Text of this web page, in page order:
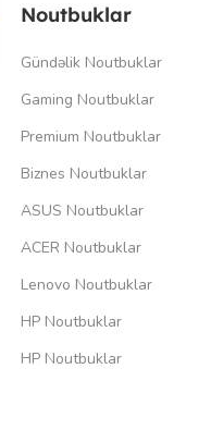
Noutbuklar
Gündəlik Noutbuklar
Gaming Noutbuklar
Premium Noutbuklar
Biznes Noutbuklar
ASUS Noutbuklar
ACER Noutbuklar
Lenovo Noutbuklar
HP Noutbuklar
HP Noutbuklar